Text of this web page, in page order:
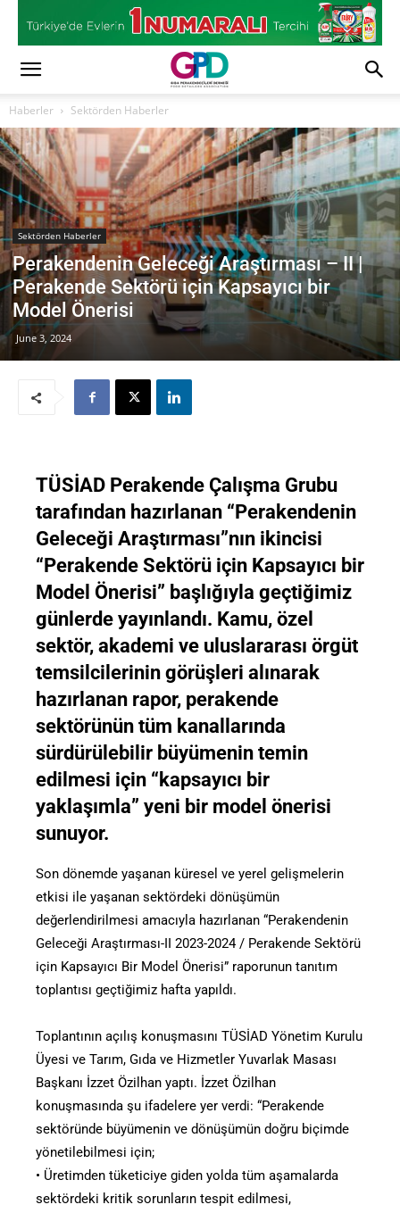
Haberler Sektörden Haberler
Sektörden Haberler
Perakendenin Geleceği Araştırması – II |
Perakende Sektörü için Kapsayıcı bir
Model Önerisi
June 3, 2024
TÜSİAD Perakende Çalışma Grubu
tarafından hazırlanan “Perakendenin
Geleceği Araştırması”nın ikincisi
“Perakende Sektörü için Kapsayıcı bir
Model Önerisi” başlığıyla geçtiğimiz
günlerde yayınlandı. Kamu, özel
sektör, akademi ve uluslararası örgüt
temsilcilerinin görüşleri alınarak
hazırlanan rapor, perakende
sektörünün tüm kanallarında
sürdürülebilir büyümenin temin
edilmesi için “kapsayıcı bir
yaklaşımla” yeni bir model önerisi
sunuyor.
Son dönemde yaşanan küresel ve yerel gelişmelerin
etkisi ile yaşanan sektördeki dönüşümün
değerlendirilmesi amacıyla hazırlanan “Perakendenin
Geleceği Araştırması-II 2023-2024 / Perakende Sektörü
için Kapsayıcı Bir Model Önerisi” raporunun tanıtım
toplantısı geçtiğimiz hafta yapıldı.
Toplantının açılış konuşmasını TÜSİAD Yönetim Kurulu
Üyesi ve Tarım, Gıda ve Hizmetler Yuvarlak Masası
Başkanı İzzet Özilhan yaptı. İzzet Özilhan
konuşmasında şu ifadelere yer verdi: “Perakende
sektöründe büyümenin ve dönüşümün doğru biçimde
yönetilebilmesi için;
• Üretimden tüketiciye giden yolda tüm aşamalarda
sektördeki kritik sorunların tespit edilmesi,